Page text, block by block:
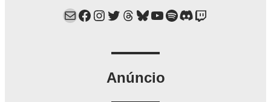
Mail Facebook Instagram Twitter Threads Bluesky YouTube Spotify Discord Twitch
Anúncio